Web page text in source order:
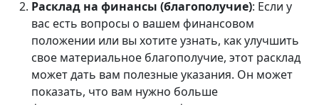
Расклад на финансы (благополучие): Если у
вас есть вопросы о вашем финансовом
положении или вы хотите узнать, как улучшить
свое материальное благополучие, этот расклад
может дать вам полезные указания. Он может
показать, что вам нужно больше